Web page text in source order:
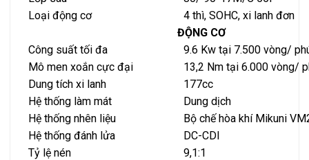
Loại động cơ
4 thì, SOHC, xi lanh đơn
ĐỘNG CƠ
Công suất tối đa
9.6 Kw tại 7.500 vòng/
Mô men xoắn cực đại
13,2 Nm tại 6.000 vòng/
Dung tích xi lanh
177cc
Hệ thống làm mát
Dung dịch
Hệ thống nhên liệu
Bộ chế hòa khí Mikuni
Hệ thống đánh lửa
DC-CDI
Tỷ lệ nén
9,1:1